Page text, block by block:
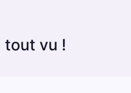
tout vu !